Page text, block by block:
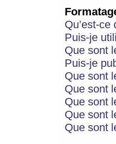
Qu’est-
Puis-je
Que sont
Puis-je
Que sont
Que sont
Que sont
Que sont
Que sont